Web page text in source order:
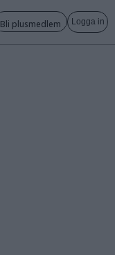
Bli plusmedlem Logga in